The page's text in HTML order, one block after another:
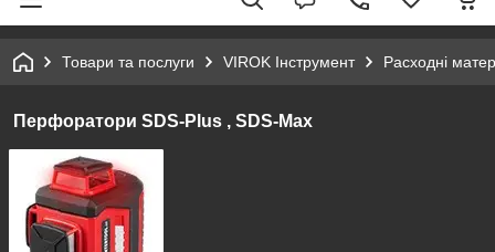
Товари та послуги VIROK Інструмент Расходні
Перфоратори SDS-Plus , SDS-Max